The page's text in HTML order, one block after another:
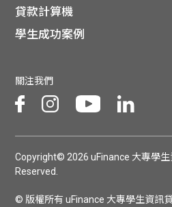
貸款計算機
學生成功案例
關注我們
Copyright© 2026 uFinance 大專學
Reserved.
© 版權所有 uFinance 大專學生資訊